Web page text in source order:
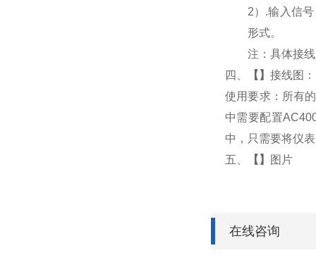
2） .输入信
形式。
注：具体接
四、
【】 接线图
使用要求：所有
中需要配置
中，只需要将仪
五、
【】 图片
在线咨询